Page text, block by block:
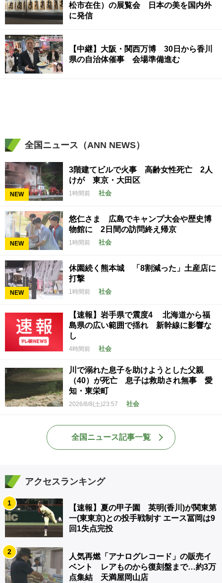
松市在住）の展覧会 日本の美を国内外
に発信
【中継】大阪・関西万博 30日から香川
県の自治体催事 会場準備進む
全国ニュース（ANN NEWS）
NEW
3階建てビルで火事 高齢女性死亡 2人
けが 東京・大田区
1時間前 社会
NEW
悠仁さま 広島でキャンプ大会や歴史博
物館に 2日間の訪問終え帰京
1時間前 社会
NEW
休園続く熊本城 「8割減った」土産店に
打撃
1時間前 社会
【速報】岩手県で震度4 北海道から福
島県の広い範囲で揺れ 新幹線に影響な
し
4時間前 社会
川で溺れた息子を助けようとした父親
（40）が死亡 息子は救助され無事 愛
知・東栄町
2026/8/8(土)23:57 社会
全国ニュース記事一覧
アクセスランキング
1
【速報】夏の甲子園 英明(香川)が関東第
一(東東京)との投手戦制す エース冨岡は9
回1失点完投
2
人気再燃「アナログレコード」の販売イ
ベント レアものから復刻盤まで…約3万
点集結 天満屋岡山店